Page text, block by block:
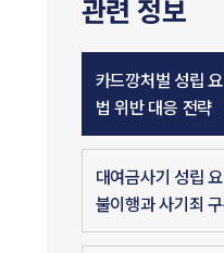
관련 정보
카드깡처벌 성립
법 위반 대응 전략
대여금사기 성립
불이행과 사기죄